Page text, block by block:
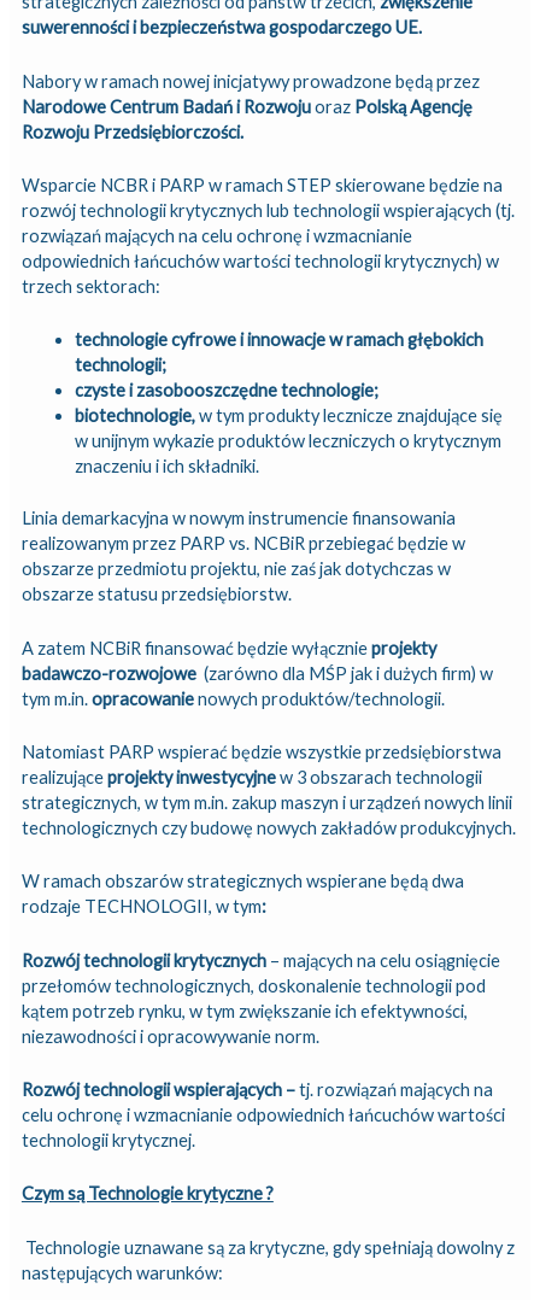
suwerenności i bezpieczeństwa gospodarczego UE.
Nabory w ramach nowej inicjatywy prowadzone będą przez
Narodowe Centrum Badań i Rozwojuoraz Polską Agencję
Rozwoju Przedsiębiorczości.
Wsparcie NCBR i PARP w ramach STEP skierowane będzie na
rozwój technologii krytycznych lub technologii wspierających (tj.
rozwiązań mających na celu ochronę i wzmacnianie
odpowiednich łańcuchów wartości technologii krytycznych) w
trzech sektorach:
technologie cyfrowe i innowacje w ramach głębokich
technologii;
czyste i zasobooszczędne technologie;
biotechnologie,w tym produkty lecznicze znajdujące się
w unijnym wykazie produktów leczniczych o krytycznym
znaczeniu i ich składniki.
Linia demarkacyjna w nowym instrumencie finansowania
realizowanym przez PARP vs. NCBiR przebiegać będzie w
obszarze przedmiotu projektu, nie zaś jak dotychczas w
obszarze statusu przedsiębiorstw.
A zatem NCBiR finansować będzie wyłącznieprojekty
badawczo-rozwojowe (zarówno dla MŚP jak i dużych firm) w
tym m.in.opracowanienowych produktów/technologii.
Natomiast PARP wspierać będzie wszystkie przedsiębiorstwa
realizująceprojekty inwestycyjnew 3 obszarach technologii
strategicznych, w tym m.in. zakup maszyn i urządzeń nowych linii
technologicznych czy budowę nowych zakładów produkcyjnych.
W ramach obszarów strategicznych wspierane będą dwa
rodzaje TECHNOLOGII, w tym:
Rozwój technologii krytycznych – mających na celu osiągnięcie
przełomów technologicznych, doskonalenie technologii pod
kątem potrzeb rynku, w tym zwiększanie ich efektywności,
niezawodności i opracowywanie norm.
Rozwój technologii wspierających –tj. rozwiązań mających na
celu ochronę i wzmacnianie odpowiednich łańcuchów wartości
technologii krytycznej.
Czym są Technologie krytyczne ?
Technologie uznawane są za krytyczne, gdy spełniają dowolny z
następujących warunków: